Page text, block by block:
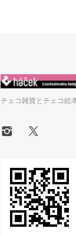
チェコ雑貨とチェコ絵